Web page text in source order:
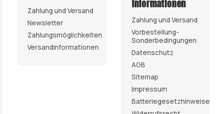
Zahlung und Versand
Newsletter
Zahlungsmöglichkeiten
Versandinformationen
Informationen
Zahlung und Versand
Vorbestellung-
Sonderbedingungen
Datenschutz
AGB
Sitemap
Impressum
Batteriegesetzhinweise